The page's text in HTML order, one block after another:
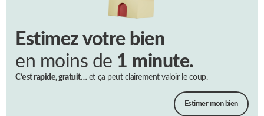
Estimez votre bien
en moins de 1 minute.
C’est rapide, gratuit…et ça peut clairement valoir le coup.
Estimer mon bien